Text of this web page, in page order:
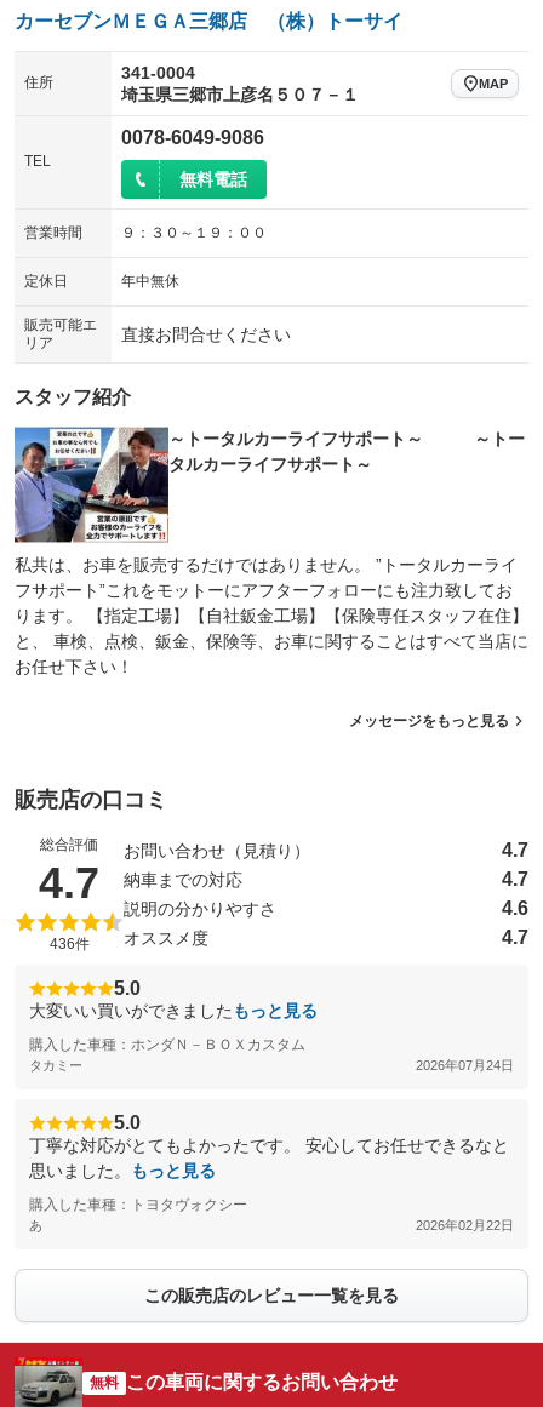
電動格納ミラー
：装備なし
パワーシート
：装備なし 3列シート
：装備なし
：装備なし
チップアップシート オットマン
電動格納サードシート
ウォークスルー
：装備なし
電動リアゲート
：装備なし
シートエアコン
：装備なし
：装備なし
カーセブンＭＥＧＡ三郷店 （株）トーサイ
住所
341-0004
埼玉県三郷市上彦名５０７－１
MAP
TEL
0078-6049-9086
無料電話
営業時間 ９：３０～１９：００
定休日 年中無休
販売可能エ
リア
直接お問合せください
スタッフ紹介
～トータルカーライフサポート～ ～トー
タルカーライフサポート～
私共は、お車を販売するだけではありません。 ”トータルカーライ
フサポート”これをモットーにアフターフォローにも注力致してお
ります。 【指定工場】【自社鈑金工場】【保険専任スタッフ在住】
と、 車検、点検、鈑金、保険等、お車に関することはすべて当店に
お任せ下さい！
メッセージをもっと見る
販売店の口コミ
総合評価
4.7 （5点満点中）
436件
お問い合わせ（見積り） 4.7
納車までの対応 4.7
説明の分かりやすさ 4.6
オススメ度 4.7
5.0
大変いい買いができました もっと見る
購入した車種：ホンダＮ－ＢＯＸカスタム
タカミー 2026年07月24日
5.0
丁寧な対応がとてもよかったです。 安心してお任せできるなと
思いました。
もっと見る
購入した車種：トヨタヴォクシー
あ 2026年02月22日
この販売店のレビュー一覧を見る
無料 この車両に関するお問い合わせ